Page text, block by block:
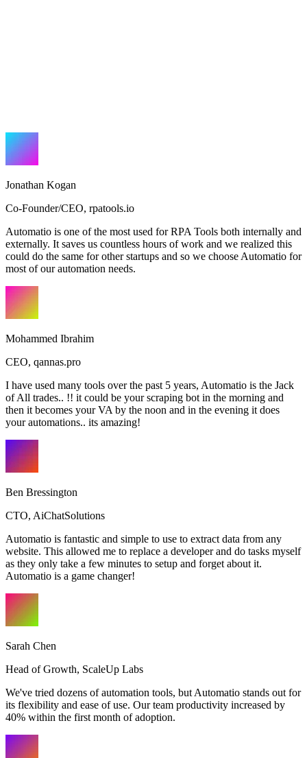
Jonathan Kogan
Co-Founder/CEO, rpatools.io
Automatio is one of the most used for RPA Tools both internally and
externally. It saves us countless hours of work and we realized this
could do the same for other startups and so we choose Automatio for
most of our automation needs.
Mohammed Ibrahim
CEO, qannas.pro
I have used many tools over the past 5 years, Automatio is the Jack
of All trades.. !! it could be your scraping bot in the morning and
then it becomes your VA by the noon and in the evening it does
your automations.. its amazing!
Ben Bressington
CTO, AiChatSolutions
Automatio is fantastic and simple to use to extract data from any
website. This allowed me to replace a developer and do tasks myself
as they only take a few minutes to setup and forget about it.
Automatio is a game changer!
Sarah Chen
Head of Growth, ScaleUp Labs
We've tried dozens of automation tools, but Automatio stands out for
its flexibility and ease of use. Our team productivity increased by
40% within the first month of adoption.